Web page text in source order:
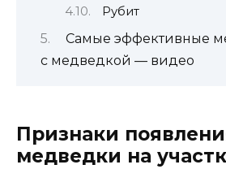
Рубит
Самые эффективные
с медведкой — видео
Признаки
медведки на